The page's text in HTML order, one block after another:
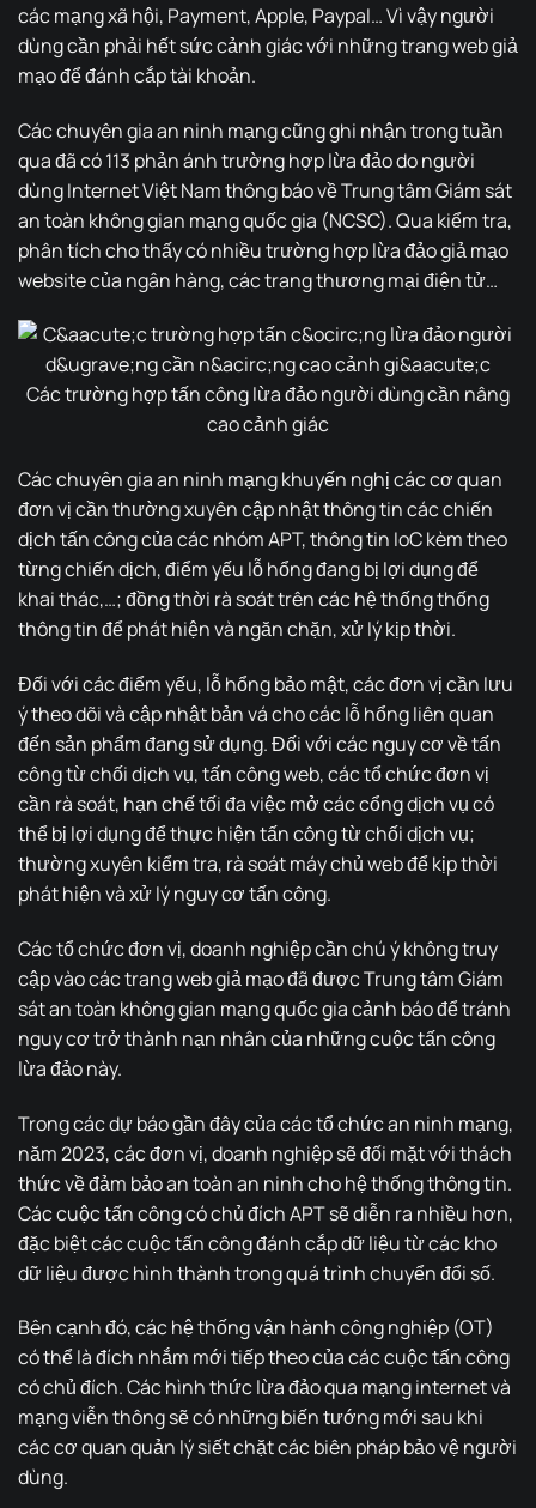
các mạng xã hội, Payment, Apple, Paypal… Vì vậy người
dùng cần phải hết sức cảnh giác với những trang web giả
mạo để đánh cắp tài khoản.
Các chuyên gia an ninh mạng cũng ghi nhận trong tuần
qua đã có 113 phản ánh trường hợp lừa đảo do người
dùng Internet Việt Nam thông báo về Trung tâm Giám sát
an toàn không gian mạng quốc gia (NCSC). Qua kiểm tra,
phân tích cho thấy có nhiều trường hợp lừa đảo giả mạo
website của ngân hàng, các trang thương mại điện tử…
Các trường hợp tấn công lừa đảo người dùng cần nâng
cao cảnh giác
Các chuyên gia an ninh mạng khuyến nghị các cơ quan
đơn vị cần thường xuyên cập nhật thông tin các chiến
dịch tấn công của các nhóm APT, thông tin IoC kèm theo
từng chiến dịch, điểm yếu lỗ hổng đang bị lợi dụng để
khai thác,…; đồng thời rà soát trên các hệ thống thống
thông tin để phát hiện và ngăn chặn, xử lý kịp thời.
Đối với các điểm yếu, lỗ hổng bảo mật, các đơn vị cần lưu
ý theo dõi và cập nhật bản vá cho các lỗ hổng liên quan
đến sản phẩm đang sử dụng. Đối với các nguy cơ về tấn
công từ chối dịch vụ, tấn công web, các tổ chức đơn vị
cần rà soát, hạn chế tối đa việc mở các cổng dịch vụ có
thể bị lợi dụng để thực hiện tấn công từ chối dịch vụ;
thường xuyên kiểm tra, rà soát máy chủ web để kịp thời
phát hiện và xử lý nguy cơ tấn công.
Các tổ chức đơn vị, doanh nghiệp cần chú ý không truy
cập vào các trang web giả mạo đã được Trung tâm Giám
sát an toàn không gian mạng quốc gia cảnh báo để tránh
nguy cơ trở thành nạn nhân của những cuộc tấn công
lừa đảo này.
Trong các dự báo gần đây của các tổ chức an ninh mạng,
năm 2023, các đơn vị, doanh nghiệp sẽ đối mặt với thách
thức về đảm bảo an toàn an ninh cho hệ thống thông tin.
Các cuộc tấn công có chủ đích APT sẽ diễn ra nhiều hơn,
đặc biệt các cuộc tấn công đánh cắp dữ liệu từ các kho
dữ liệu được hình thành trong quá trình chuyển đổi số.
Bên cạnh đó, các hệ thống vận hành công nghiệp (OT)
có thể là đích nhắm mới tiếp theo của các cuộc tấn công
có chủ đích. Các hình thức lừa đảo qua mạng internet và
mạng viễn thông sẽ có những biến tướng mới sau khi
các cơ quan quản lý siết chặt các biên pháp bảo vệ người
dùng.